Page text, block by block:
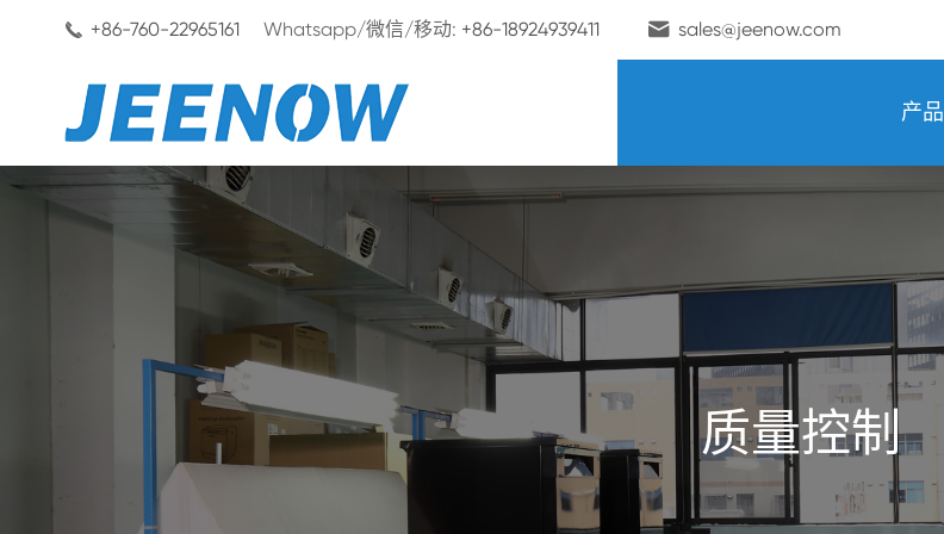
 +86-760-22965161 Whatsapp/微信/移动: +86-18924939411  sales@jeenow.com
产品
质量控制